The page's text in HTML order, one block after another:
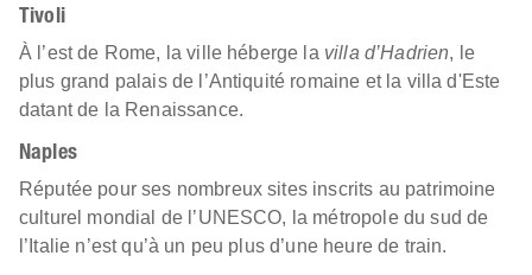
Tivoli
À l’est de Rome, la ville héberge la villa d’Hadrien, le
plus grand palais de l’Antiquité romaine et la villa d'Este
datant de la Renaissance.
Naples
Réputée pour ses nombreux sites inscrits au patrimoine
culturel mondial de l’UNESCO, la métropole du sud de
l’Italie n’est qu’à un peu plus d’une heure de train.